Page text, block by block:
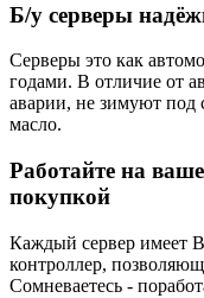
Б/у серверы
Серверы это как
годами. В отличие от
аварии, не зимуют под
масло.
Работайте на
покупкой
Каждый сервер имеет
контроллер,
Сомневаетесь -